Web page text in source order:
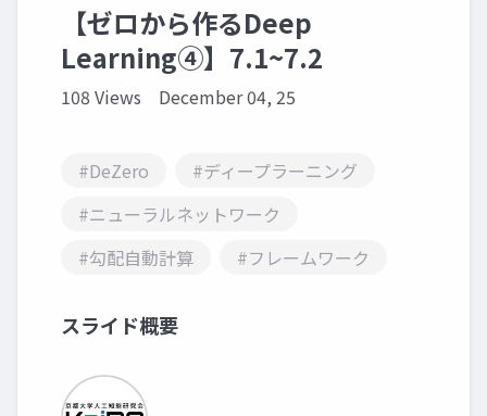
【ゼロから作るDeep
Learning④】7.1~7.2
108 Views December 04, 25
#DeZero
#ディープラーニング
#ニューラルネットワーク
#勾配自動計算
#フレームワーク
スライド概要